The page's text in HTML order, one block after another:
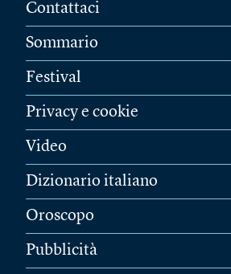
Contattaci
Sommario
Festival
Privacy e cookie
Video
Dizionario italiano
Oroscopo
Pubblicità